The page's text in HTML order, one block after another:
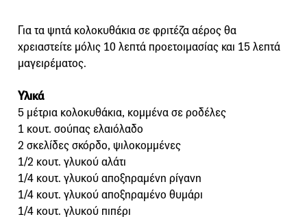
Για τα ψητά κολοκυθάκια σε φριτέζα αέρος θα
χρειαστείτε μόλις 10 λεπτά προετοιμασίας και 15 λεπτά
μαγειρέματος.
Υλικά
5 μέτρια κολοκυθάκια, κομμένα σε ροδέλες
1 κουτ. σούπας ελαιόλαδο
2 σκελίδες σκόρδο, ψιλοκομμένες
1/2 κουτ. γλυκού αλάτι
1/4 κουτ. γλυκού αποξηραμένη ρίγανη
1/4 κουτ. γλυκού αποξηραμένο θυμάρι
1/4 κουτ. γλυκού πιπέρι